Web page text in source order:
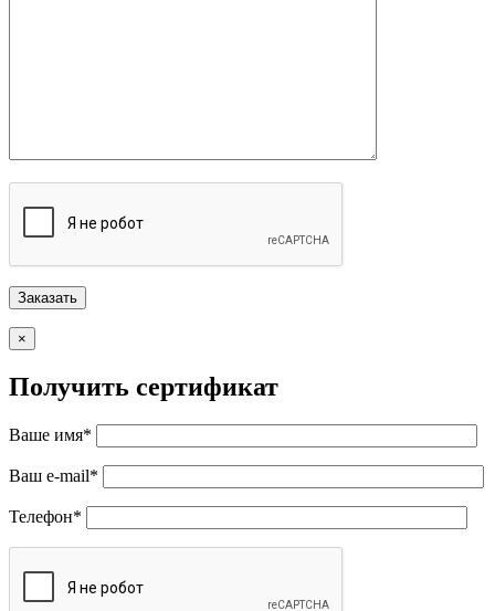
×
Получить сертификат
Ваше имя*
Ваш e-mail*
Телефон*